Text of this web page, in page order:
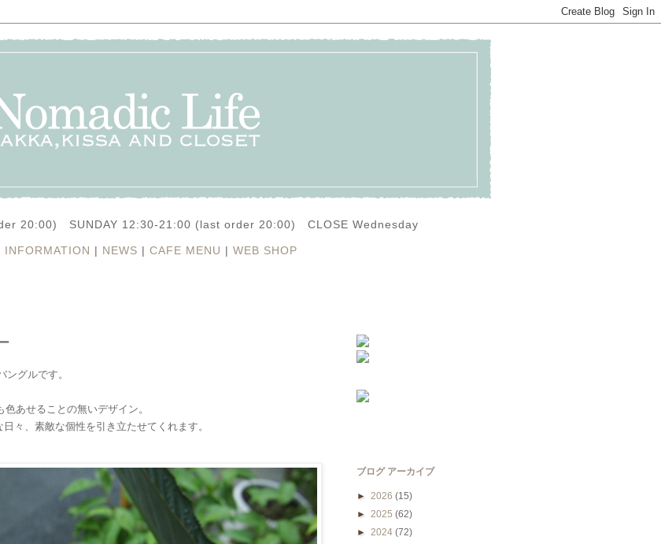
20:00) SUNDAY 12:30-21:00 (last order 20:00) CLOSE Wednesday
INFORMATION | NEWS | CAFE MENU | WEB SHOP
グルです。
あせることの無いデザイン。
々、素敵な個性を引き立たせてくれます。
ブログ アーカイブ
► 2026 (15)
► 2025 (62)
► 2024 (72)